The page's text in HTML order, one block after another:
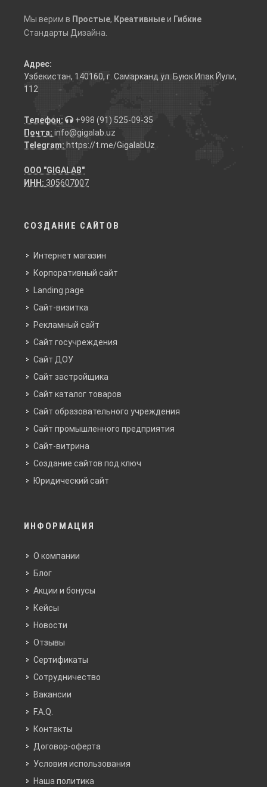
Мы верим в Простые, Креативныеи Гибкие
Стандарты Дизайна.
Адрес:
Узбекистан, 140160, г. Самарканд ул. Буюк Ипак Йули,
112
Телефон:
+998 (91) 525-09-35
Почта: info@gigalab.uz
Telegram: https://t.me/GigalabUz
ООО "GIGALAB"
ИНН: 305607007
СОЗДАНИЕ САЙТОВ
Интернет магазин
Корпоративный сайт
Landing page
Сайт-визитка
Рекламный сайт
Сайт госучреждения
Сайт ДОУ
Сайт застройщика
Сайт каталог товаров
Сайт образовательного учреждения
Сайт промышленного предприятия
Сайт-витрина
Создание сайтов под ключ
Юридический сайт
ИНФОРМАЦИЯ
О компании
Блог
Акции и бонусы
Кейсы
Новости
Отзывы
Сертификаты
Сотрудничество
Вакансии
F.A.Q.
Контакты
Договор-оферта
Условия использования
Наша политика